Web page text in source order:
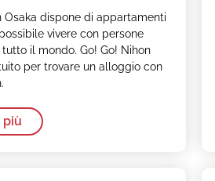
Osaka dispone di appartamenti
vivere con persone
il mondo. Go! Go! Nihon
per trovare un alloggio con
più